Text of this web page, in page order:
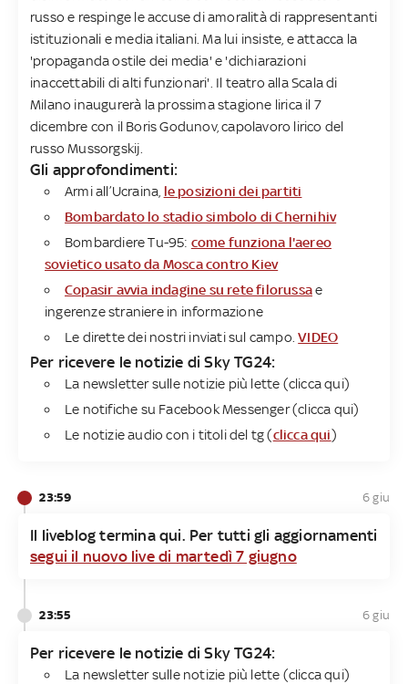
russo e respinge le accuse di amoralità di rappresentanti
istituzionali e media italiani. Ma lui insiste, e attacca la
'propaganda ostile dei media' e 'dichiarazioni
inaccettabili di alti funzionari'. Il teatro alla Scala di
Milano inaugurerà la prossima stagione lirica il 7
dicembre con il Boris Godunov, capolavoro lirico del
russo Mussorgskij.
Gli approfondimenti:
Armi all’Ucraina, le posizioni dei partiti
Bombardato lo stadio simbolo di Chernihiv
Bombardiere Tu-95: come funziona l'aereo
sovietico usato da Mosca contro Kiev
Copasir avvia indagine su rete filorussae
ingerenze straniere in informazione
Le dirette dei nostri inviati sul campo.VIDEO
Per ricevere le notizie di Sky TG24​:
La newsletter sulle notizie più lette (clicca qui)
Le notifiche su Facebook Messenger (clicca qui)
Le notizie audio con i titoli del tg (clicca qui)
23:59 6 giu
Il liveblog termina qui. Per tutti gli aggiornamenti
segui il nuovo live di martedì 7 giugno
23:55 6 giu
Per ricevere le notizie di Sky TG24​:
La newsletter sulle notizie più lette (clicca qui)